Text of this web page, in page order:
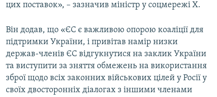
цих поставок», – зазначив міністр у соцмережі Х.
Він додав, що «ЄС є важливою опорою коаліції для
підтримки України, і привітав намір низки
держав-членів ЄС відгукнутися на заклик України
та виступити за зняття обмежень на використання
зброї щодо всіх законних військових цілей у Росії у
своїх двосторонніх діалогах з іншими членами